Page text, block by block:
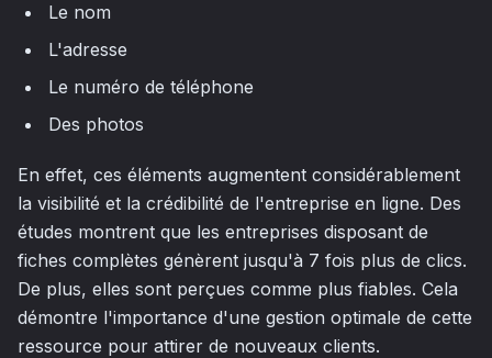
Le nom
L'adresse
Le numéro de téléphone
Des photos
En effet, ces éléments augmentent considérablement
la visibilité et la crédibilité de l'entreprise en ligne. Des
études montrent que les entreprises disposant de
fiches complètes génèrent jusqu'à 7 fois plus de clics.
De plus, elles sont perçues comme plus fiables. Cela
démontre l'importance d'une gestion optimale de cette
ressource pour attirer de nouveaux clients.